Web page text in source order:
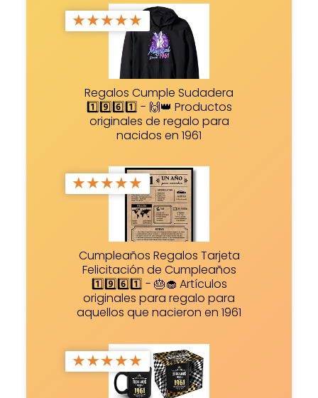
★★★★★
Regalos Cumple Sudadera
1️⃣9️⃣6️⃣1️⃣ - 🙌👑 Productos
originales de regalo para
nacidos en 1961
★★★★★
Cumpleaños Regalos Tarjeta
Felicitación de Cumpleaños
1️⃣9️⃣6️⃣1️⃣ - 🎂🧁 Artículos
originales para regalo para
aquellos que nacieron en 1961
★★★★★